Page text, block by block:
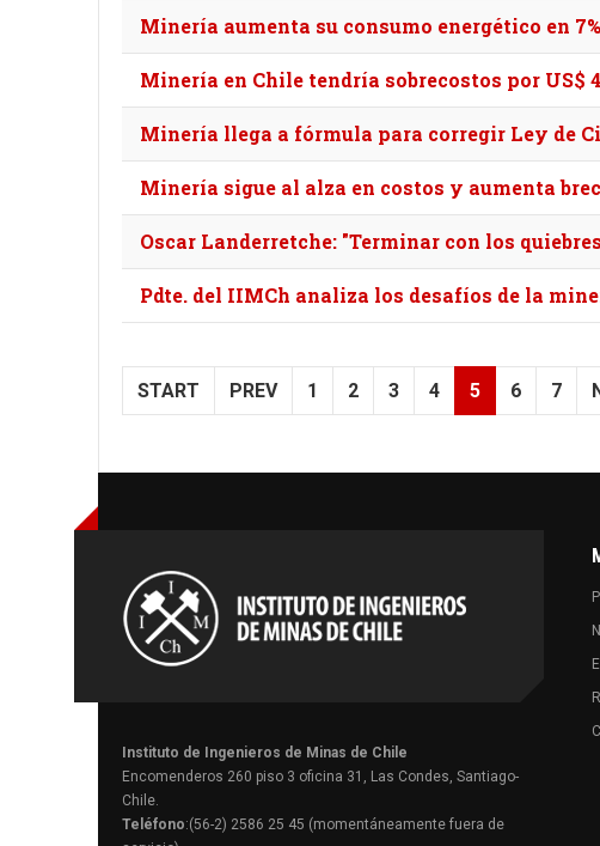
Minería aumenta su consumo energético en 7%
Minería en Chile tendría sobrecostos por US$
Minería llega a fórmula para corregir Ley de
Minería sigue al alza en costos y aumenta
Oscar Landerretche: "Terminar con los
Pdte. del IIMCh analiza los desafíos de la
START PREV 1 2 3 4 5 6 7
Instituto de Ingenieros de Minas de Chile
Encomenderos 260 piso 3 oficina 31, Las Condes, Santiago-
Chile.
Teléfono:(56-2) 2586 25 45 (momentáneamente fuera de